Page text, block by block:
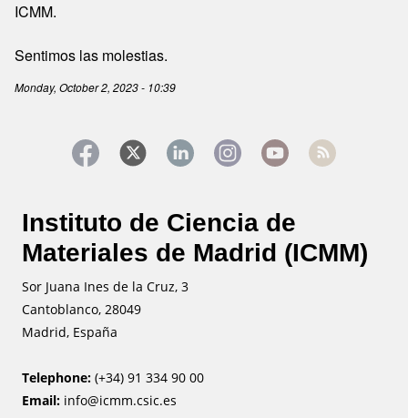
ICMM.
Sentimos las molestias.
Monday, October 2, 2023 - 10:39
Instituto de Ciencia de
Materiales de Madrid (ICMM)
Sor Juana Ines de la Cruz, 3
Cantoblanco, 28049
Madrid, España
Telephone: (+34) 91 334 90 00
Email: info@icmm.csic.es